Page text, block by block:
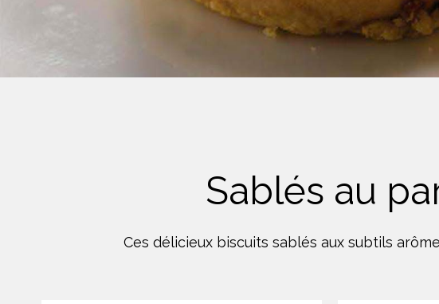
Sablés au
Ces délicieux biscuits sablés aux subtils